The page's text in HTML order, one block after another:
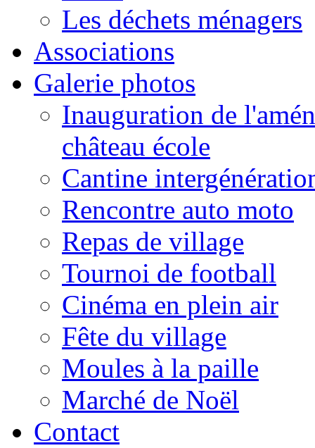
Les déchets ménagers
Associations
Galerie photos
Inauguration de
château école
Cantine
Rencontre auto moto
Repas de village
Tournoi de football
Cinéma en plein air
Fête du village
Moules à la paille
Marché de Noël
Contact